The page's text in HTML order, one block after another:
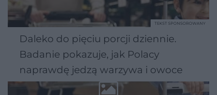
Daleko do pięciu porcji dziennie.
Badanie pokazuje, jak Polacy
naprawdę jedzą warzywa i owoce
TEKST SPONSOROWANY